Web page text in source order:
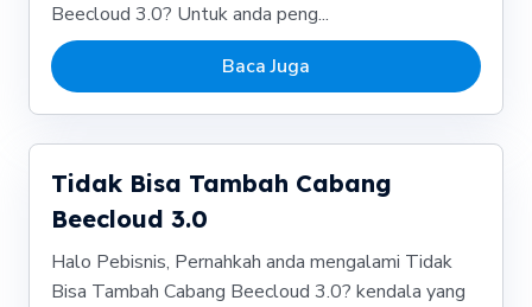
Beecloud 3.0? Untuk anda peng...
Baca Juga
Tidak Bisa Tambah Cabang
Beecloud 3.0
Halo Pebisnis, Pernahkah anda mengalami Tidak
Bisa Tambah Cabang Beecloud 3.0? kendala yang